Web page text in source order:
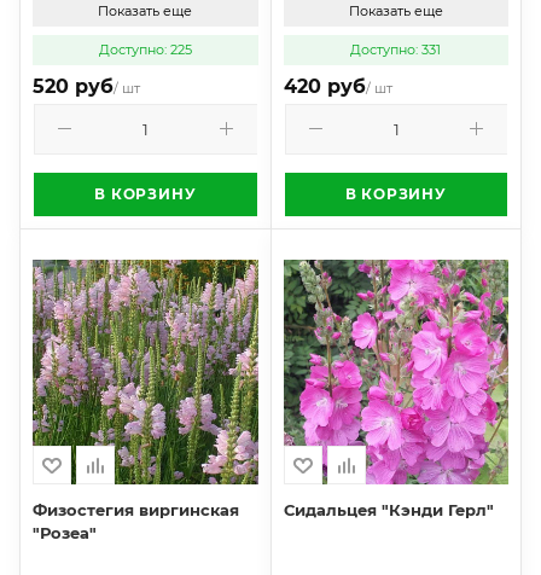
Показать еще
Доступно: 225
520 руб/ шт
В КОРЗИНУ
Показать еще
Доступно: 331
420 руб/ шт
В КОРЗИНУ
Физостегия виргинская
"Розеа"
Сидальцея "Кэнди Герл"